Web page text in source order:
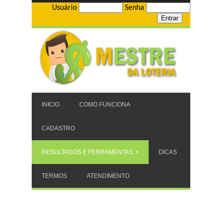
Usuário Senha
INICIO COMO FUNCIONA
CADASTRO
RESULTADOS E FERRAMENTAS DICAS
TERMOS ATENDIMENTO